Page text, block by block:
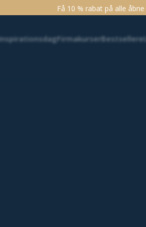
FirmakurserBestsellere
åbne kurser og uddannelser. Tilmeld dig